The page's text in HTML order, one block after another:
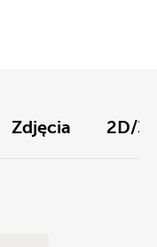
Zdjęcia 2D/